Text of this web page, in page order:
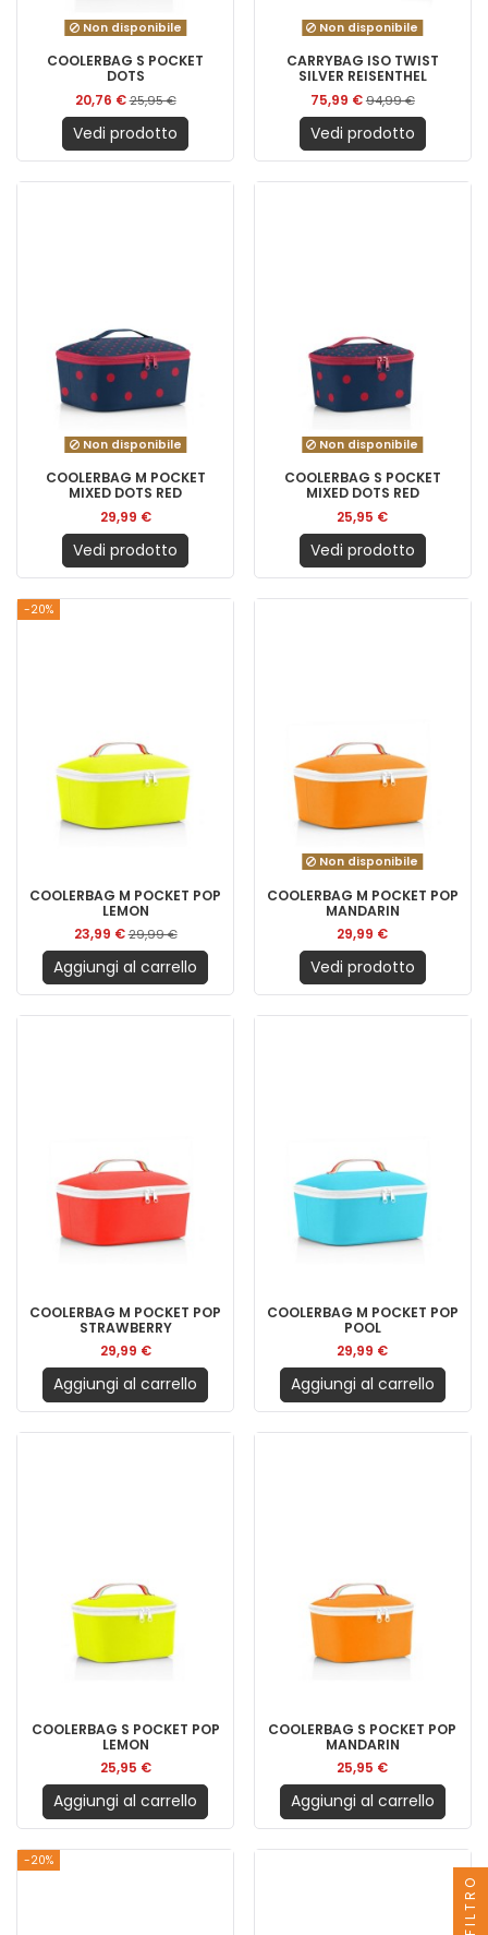
Non disponibile
COOLERBAG S POCKET
DOTS
20,76 €25,95 €
Vedi prodotto
Non disponibile
CARRYBAG ISO TWIST
SILVER REISENTHEL
75,99 €94,99 €
Vedi prodotto
Non disponibile
COOLERBAG M POCKET
MIXED DOTS RED
29,99 €
Vedi prodotto
Non disponibile
COOLERBAG S POCKET
MIXED DOTS RED
25,95 €
Vedi prodotto
-20%
COOLERBAG M POCKET POP
LEMON
23,99 €29,99 €
Aggiungi al carrello
Non disponibile
COOLERBAG M POCKET POP
MANDARIN
29,99 €
Vedi prodotto
COOLERBAG M POCKET POP
STRAWBERRY
29,99 €
Aggiungi al carrello
COOLERBAG M POCKET POP
POOL
29,99 €
Aggiungi al carrello
COOLERBAG S POCKET POP
LEMON
25,95 €
Aggiungi al carrello
COOLERBAG S POCKET POP
MANDARIN
25,95 €
Aggiungi al carrello
-20%
FILTRO